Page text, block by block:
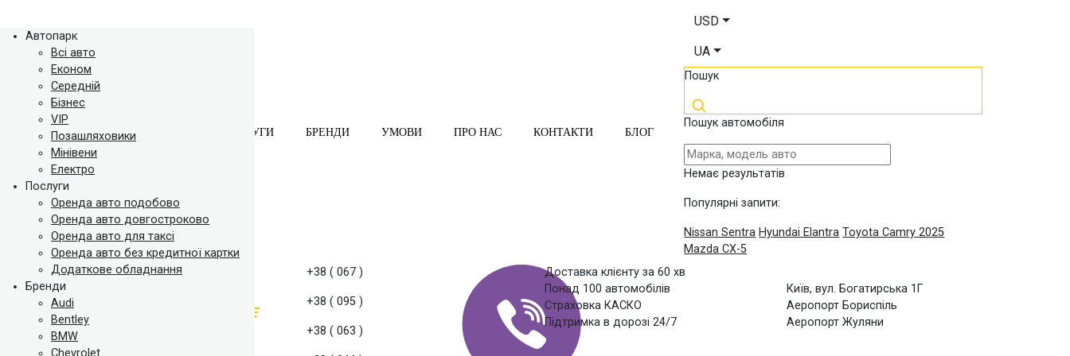
АВТОПАРК ПОСЛУГИ БРЕНДИ УМОВИ ПРО НАС КОНТАКТИ БЛОГ
Автопарк
Всі авто
Економ
Середній
Бізнес
VIP
Позашляховики
Мінівени
Електро
Послуги
Оренда авто подобово
Оренда авто довгостроково
Оренда авто для таксі
Оренда авто без кредитної картки
Додаткове обладнання
Бренди
Audi
Bentley
BMW
Chevrolet
USD
UA
Пошук
Пошук автомобіля
Немає результатів
Популярні запити:
Nissan Sentra Hyundai Elantra Toyota Camry 2025
Mazda CX-5
+38 ( 067 )
+38 ( 095 )
+38 ( 063 )
Доставка клієнту за 60 хв
Понад 100 автомобілів
Страховка КАСКО
Підтримка в дорозі 24/7
Київ, вул. Богатирська 1Г
Аеропорт Бориспіль
Аеропорт Жуляни